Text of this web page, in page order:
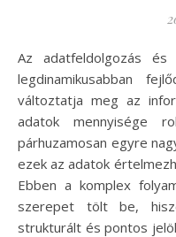
Az adatfeldolgozás és a gépi tanulás napjaink egyik
legdinamikusabban
változtatja meg az
adatok mennyisége
párhuzamosan egyre
ezek az adatok
Ebben a komplex
szerepet tölt be,
strukturált és pontos